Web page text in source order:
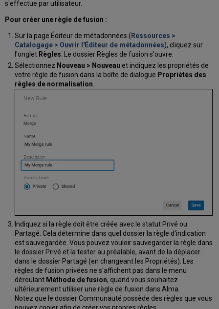
s'effectue par utilisateur.
Pour créer une règle de fusion :
Sur la page Éditeur de métadonnées ( Ressources >
Catalogage > Ouvrir l'Éditeur de métadonnées), cliquez sur
l'onglet Règles. Le dossier Règles de fusion s'ouvre.
Sélectionnez Nouveau > Nouveau et indiquez les propriétés de
votre règle de fusion dans la boîte de dialogue Propriétés des
règles de normalisation
Indiquez si la règle doit être créée avec le statut Privé ou
Partagé. Cela détermine dans quel dossier la règle d'indication
est sauvegardée. Vous pouvez vouloir sauvegarder la règle dans
le dossier Privé et la tester au préalable, avant de la déplacer
dans le dossier Partagé (en changeant les Propriétés). Les
règles de fusion privées ne s'affichent pas dans le menu
déroulant Méthode de fusion, quand vous souhaitez
ultérieurement utiliser une règle de fusion dans Alma.
Notez que le dossier Communauté possède des règles que vous